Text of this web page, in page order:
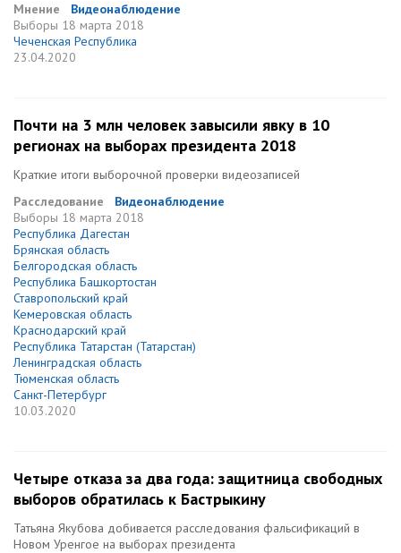
Мнение
Видеонаблюдение
Выборы 18 марта 2018
Чеченская Республика
23.04.2020
Почти на 3 млн человек завысили явку в 10
регионах на выборах президента 2018
Краткие итоги выборочной проверки видеозаписей
Расследование
Видеонаблюдение
Выборы 18 марта 2018
Республика Дагестан
Брянская область
Белгородская область
Республика Башкортостан
Ставропольский край
Кемеровская область
Краснодарский край
Республика Татарстан (Татарстан)
Ленинградская область
Тюменская область
Санкт-Петербург
10.03.2020
Четыре отказа за два года: защитница свободных
выборов обратилась к Бастрыкину
Татьяна Якубова добивается расследования фальсификаций в
Новом Уренгое на выборах президента